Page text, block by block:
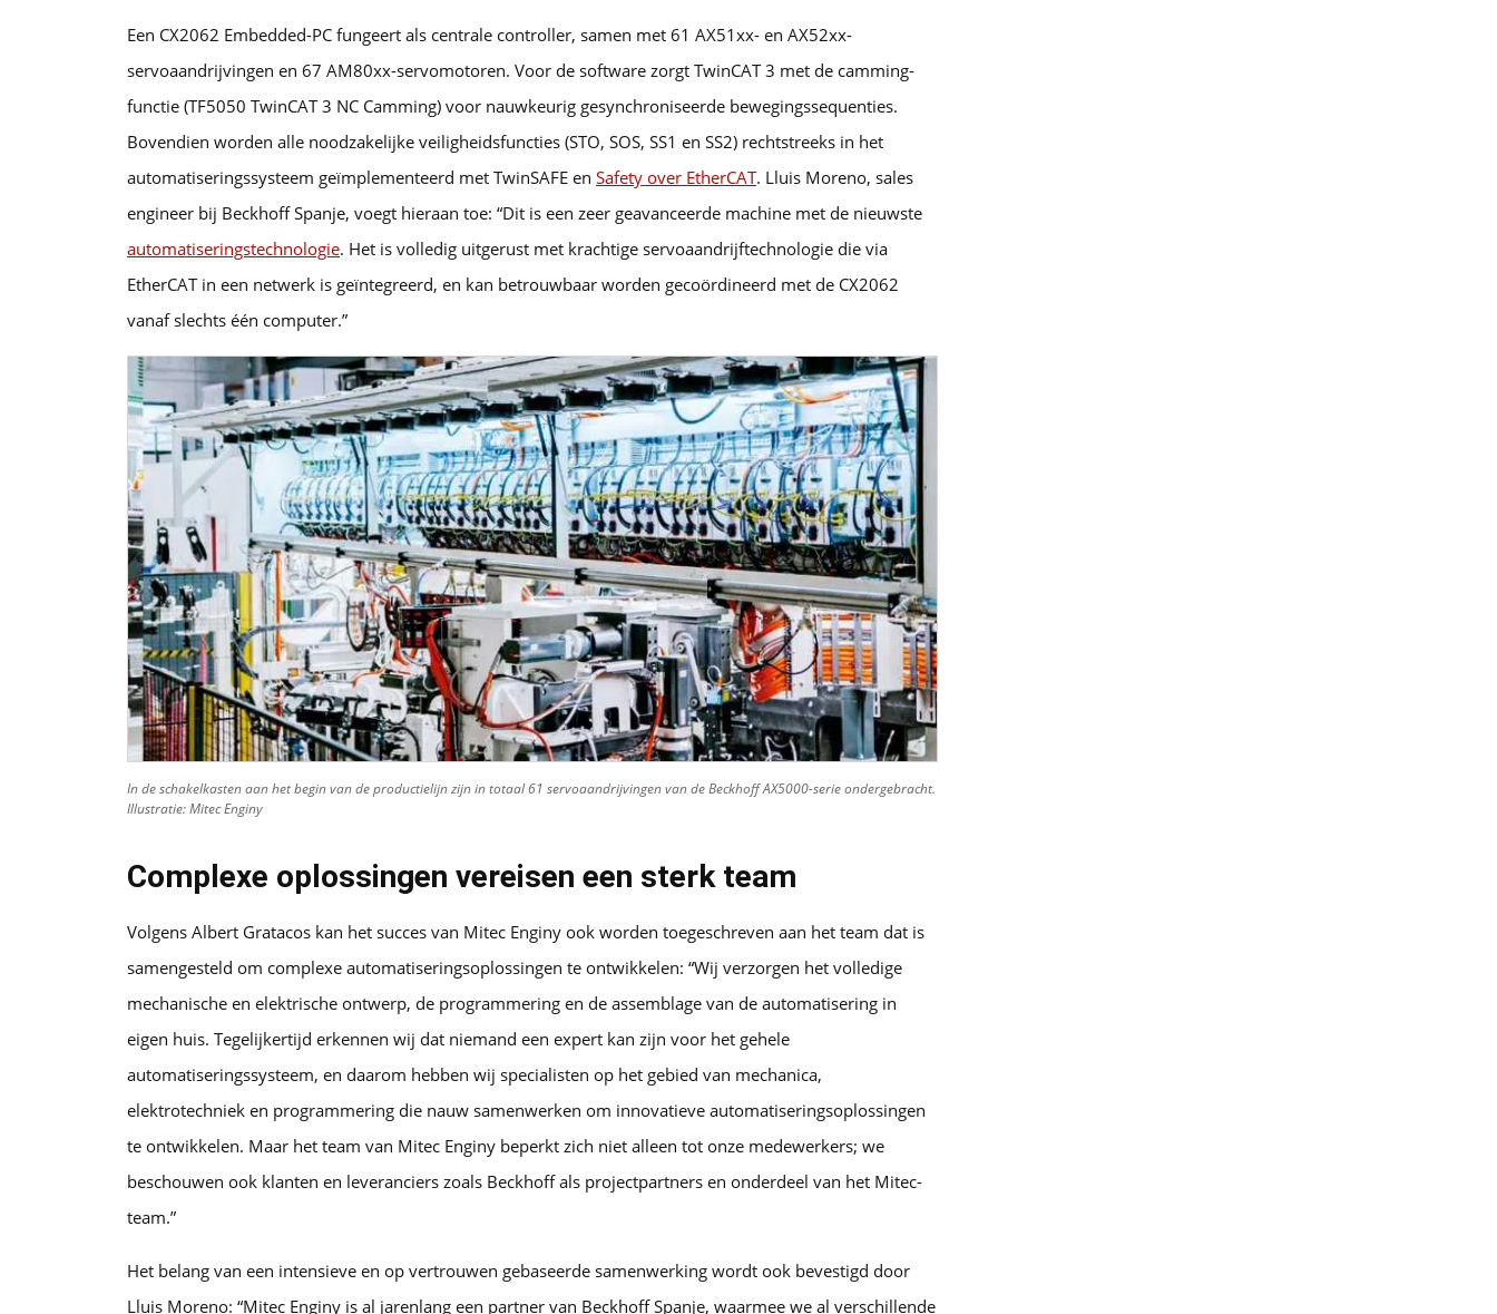
Een CX2062 Embedded-PC fungeert als centrale controller, samen met 61 AX51xx- en AX52xx-
servoaandrijvingen en 67 AM80xx-servomotoren. Voor de software zorgt TwinCAT 3 met de camming-
functie (TF5050 TwinCAT 3 NC Camming) voor nauwkeurig gesynchroniseerde bewegingssequenties.
Bovendien worden alle noodzakelijke veiligheidsfuncties (STO, SOS, SS1 en SS2) rechtstreeks in het
automatiseringssysteem geïmplementeerd met TwinSAFE en Safety over EtherCAT. Lluis Moreno, sales
engineer bij Beckhoff Spanje, voegt hieraan toe: “Dit is een zeer geavanceerde machine met de nieuwste
automatiseringstechnologie. Het is volledig uitgerust met krachtige servoaandrijftechnologie die via
EtherCAT in een netwerk is geïntegreerd, en kan betrouwbaar worden gecoördineerd met de CX2062
vanaf slechts één computer.”
In de schakelkasten aan het begin van de productielijn zijn in totaal 61 servoaandrijvingen van de Beckhoff AX5000-serie ondergebracht.
Illustratie: Mitec Enginy
Complexe oplossingen vereisen een sterk team
Volgens Albert Gratacos kan het succes van Mitec Enginy ook worden toegeschreven aan het team dat is
samengesteld om complexe automatiseringsoplossingen te ontwikkelen: “Wij verzorgen het volledige
mechanische en elektrische ontwerp, de programmering en de assemblage van de automatisering in
eigen huis. Tegelijkertijd erkennen wij dat niemand een expert kan zijn voor het gehele
automatiseringssysteem, en daarom hebben wij specialisten op het gebied van mechanica,
elektrotechniek en programmering die nauw samenwerken om innovatieve automatiseringsoplossingen
te ontwikkelen. Maar het team van Mitec Enginy beperkt zich niet alleen tot onze medewerkers; we
beschouwen ook klanten en leveranciers zoals Beckhoff als projectpartners en onderdeel van het Mitec-
team.”
Het belang van een intensieve en op vertrouwen gebaseerde samenwerking wordt ook bevestigd door
Lluis Moreno: “Mitec Enginy is al jarenlang een partner van Beckhoff Spanje, waarmee we al verschillende